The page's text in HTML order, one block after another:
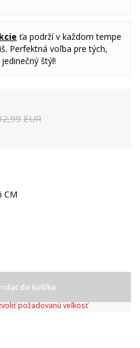
ťa podrží v každom tempe
Perfektná voľba pre tých,
štýl!
EUR
CM
do košíka
požadovanú veľkosť